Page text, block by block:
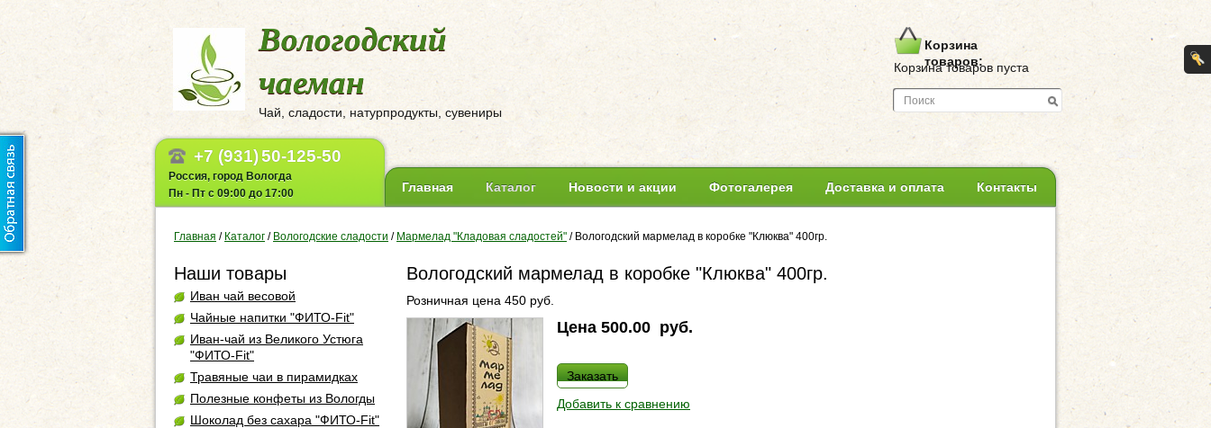
Вологодский
чаеман
Чай, сладости, натурпродукты, сувениры
Корзина
товаров:
Корзина товаров пуста
+7 (931)50-125-50
Россия, город Вологда
Пн - Пт с 09:00 до 17:00
Главная Каталог Новости и акции Фотогалерея Доставка и оплата Контакты
Главная / Каталог / Вологодские сладости / Мармелад "Кладовая сладостей" / Вологодский мармелад в коробке "Клюква" 400гр.
Наши товары
Иван чай весовой
Чайные напитки "ФИТО-Fit"
Иван-чай из Великого Устюга
"ФИТО-Fit"
Травяные чаи в пирамидках
Полезные конфеты из Вологды
Шоколад без сахара "ФИТО-Fit"
Вологодский мармелад в коробке "Клюква" 400гр.
Розничная цена 450 руб.
Цена 500.00 руб.
Заказать
Добавить к сравнению